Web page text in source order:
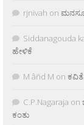
rjnivah on
Siddanagouda
ಹೇಳಿಕೆ
M âñd M on
C.P.Nagaraja on
ಕಂತು